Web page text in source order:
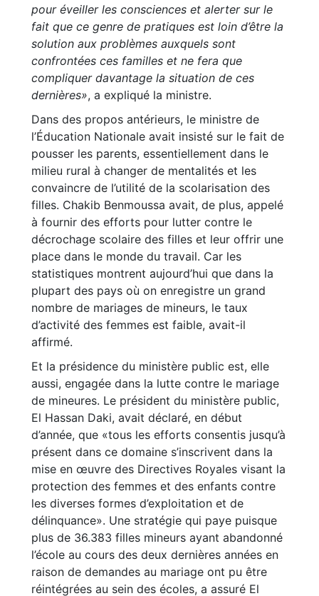
pour éveiller les consciences et alerter sur le
fait que ce genre de pratiques est loin d’être la
solution aux problèmes auxquels sont
confrontées ces familles et ne fera que
compliquer davantage la situation de ces
dernières», a expliqué la ministre.
Dans des propos antérieurs, le ministre de
l’Éducation Nationale avait insisté sur le fait de
pousser les parents, essentiellement dans le
milieu rural à changer de mentalités et les
convaincre de l’utilité de la scolarisation des
filles. Chakib Benmoussa avait, de plus, appelé
à fournir des efforts pour lutter contre le
décrochage scolaire des filles et leur offrir une
place dans le monde du travail. Car les
statistiques montrent aujourd’hui que dans la
plupart des pays où on enregistre un grand
nombre de mariages de mineurs, le taux
d’activité des femmes est faible, avait-il
affirmé.
Et la présidence du ministère public est, elle
aussi, engagée dans la lutte contre le mariage
de mineures. Le président du ministère public,
El Hassan Daki, avait déclaré, en début
d’année, que «tous les efforts consentis jusqu’à
présent dans ce domaine s’inscrivent dans la
mise en œuvre des Directives Royales visant la
protection des femmes et des enfants contre
les diverses formes d’exploitation et de
délinquance». Une stratégie qui paye puisque
plus de 36.383 filles mineurs ayant abandonné
l’école au cours des deux dernières années en
raison de demandes au mariage ont pu être
réintégrées au sein des écoles, a assuré El